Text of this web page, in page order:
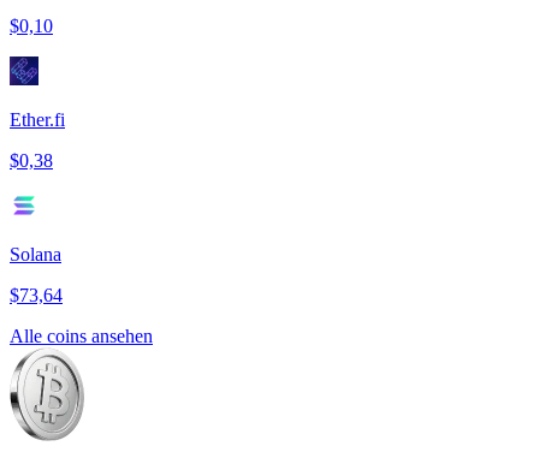
$0,10
Ether.fi
$0,38
Solana
$73,64
Alle coins ansehen